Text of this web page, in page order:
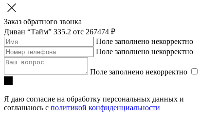
Заказ обратного звонка
Диван “Тайм” 335.2 отc 267474 ₽
Поле заполнено некорректно
Поле заполнено некорректно
Поле заполнено некорректно
Я даю согласие на обработку персональных данных и
соглашаюсь с политикой конфиденциальности